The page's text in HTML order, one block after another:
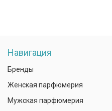
Навигация
Бренды
Женская парфюмерия
Мужская парфюмерия